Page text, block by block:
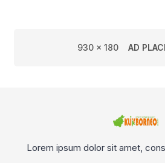
930 x 180 AD
Lorem ipsum dolor sit amet,